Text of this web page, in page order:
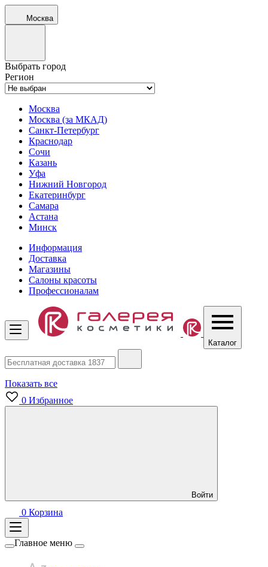
Москва
Выбрать город
Регион
Москва
Москва (за МКАД)
Санкт-Петербург
Краснодар
Сочи
Казань
Уфа
Нижний Новгород
Екатеринбург
Самара
Астана
Минск
Информация
Доставка
Магазины
Салоны красоты
Профессионалам
Каталог
Показать все
0 Избранное
Войти
0 Корзина
Главное меню